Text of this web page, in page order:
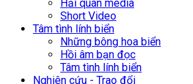
Hải quân media
Short Video
Tâm tình lính biển
Những bông hoa biển
Hồi âm bạn đọc
Tâm tình lính biển
Nghiên cứu - Trao đổi